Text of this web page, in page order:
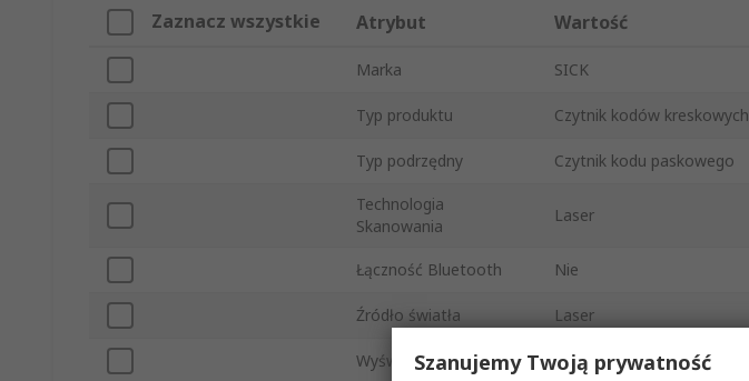
Zaznacz wszystkie Atrybut Wartość
Marka SICK
Typ produktu Czytnik kodów kreskowych
Typ podrzędny Czytnik kodu paskowego
Technologia
Skanowania
Laser
Łączność Bluetooth Nie
Źródło światła Laser
Wyświetlacz LCD Nie
Szanujemy Twoją prywatność